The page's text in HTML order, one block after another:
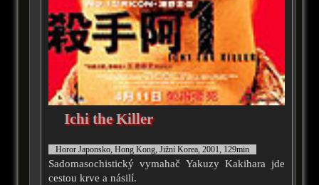
Ichi the Killer
Horor Japonsko, Hong Kong, Jižní Korea, 2001, 129min
Sadomasochistický vymahač Yakuzy Kakihara jde
cestou krve a násilí.